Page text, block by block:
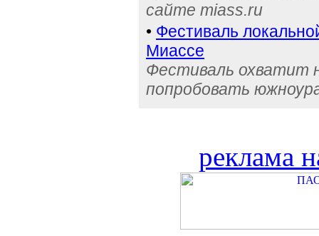
сайте miass.ru
• Фестиваль
Миассе
Фестиваль охватит
попробовать
реклама